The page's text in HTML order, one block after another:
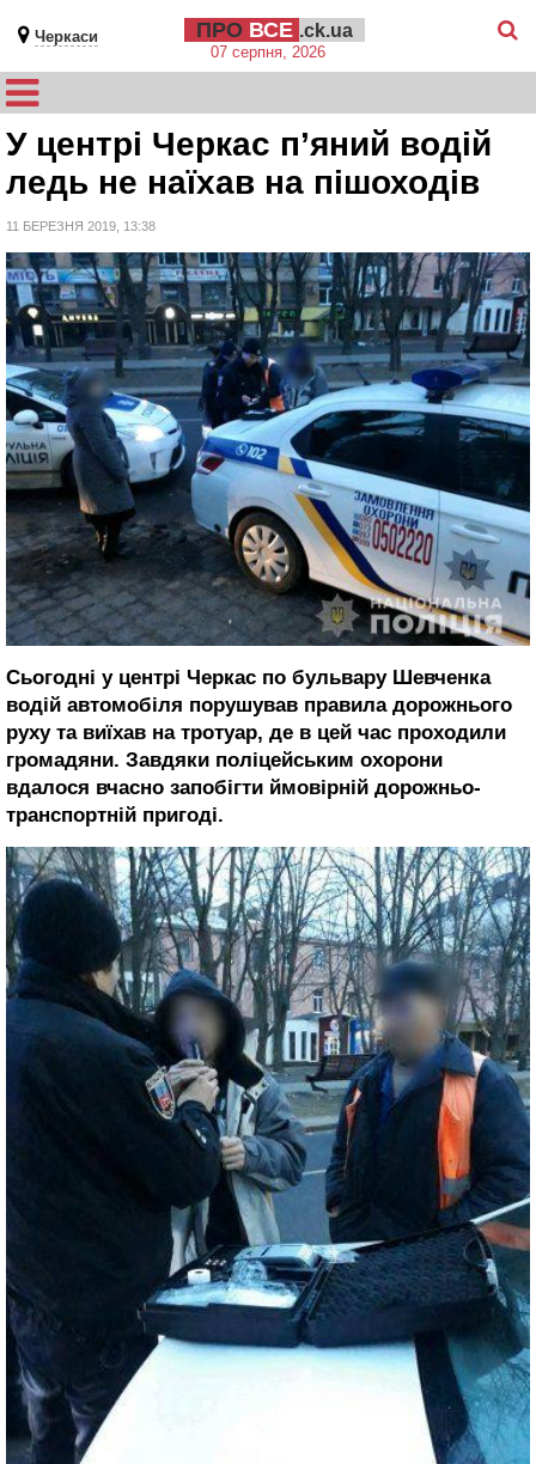
Черкаси ПРО ВСЕ .ck.ua
07 серпня, 2026
У центрі Черкас п’яний водій
ледь не наїхав на пішоходів
11 БЕРЕЗНЯ 2019, 13:38
Сьогодні у центрі Черкас по бульвару Шевченка
водій автомобіля порушував правила дорожнього
руху та виїхав на тротуар, де в цей час проходили
громадяни. Завдяки поліцейським охорони
вдалося вчасно запобігти ймовірній дорожньо-
транспортній пригоді.